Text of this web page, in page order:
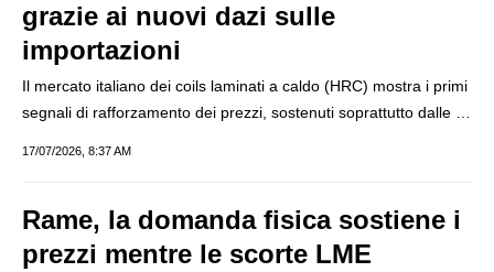
grazie ai nuovi dazi sulle
importazioni
Il mercato italiano dei coils laminati a caldo (HRC) mostra i primi
segnali di rafforzamento dei prezzi, sostenuti soprattutto dalle …
17/07/2026, 8:37 AM
Rame, la domanda fisica sostiene i
prezzi mentre le scorte LME